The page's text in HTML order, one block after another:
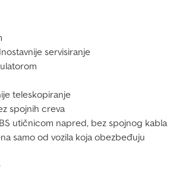
servisiranje
teleskopiranje
spojnih creva
utičnicom napred, bez spojnog kabla
samo od vozila koja obezbeđuju